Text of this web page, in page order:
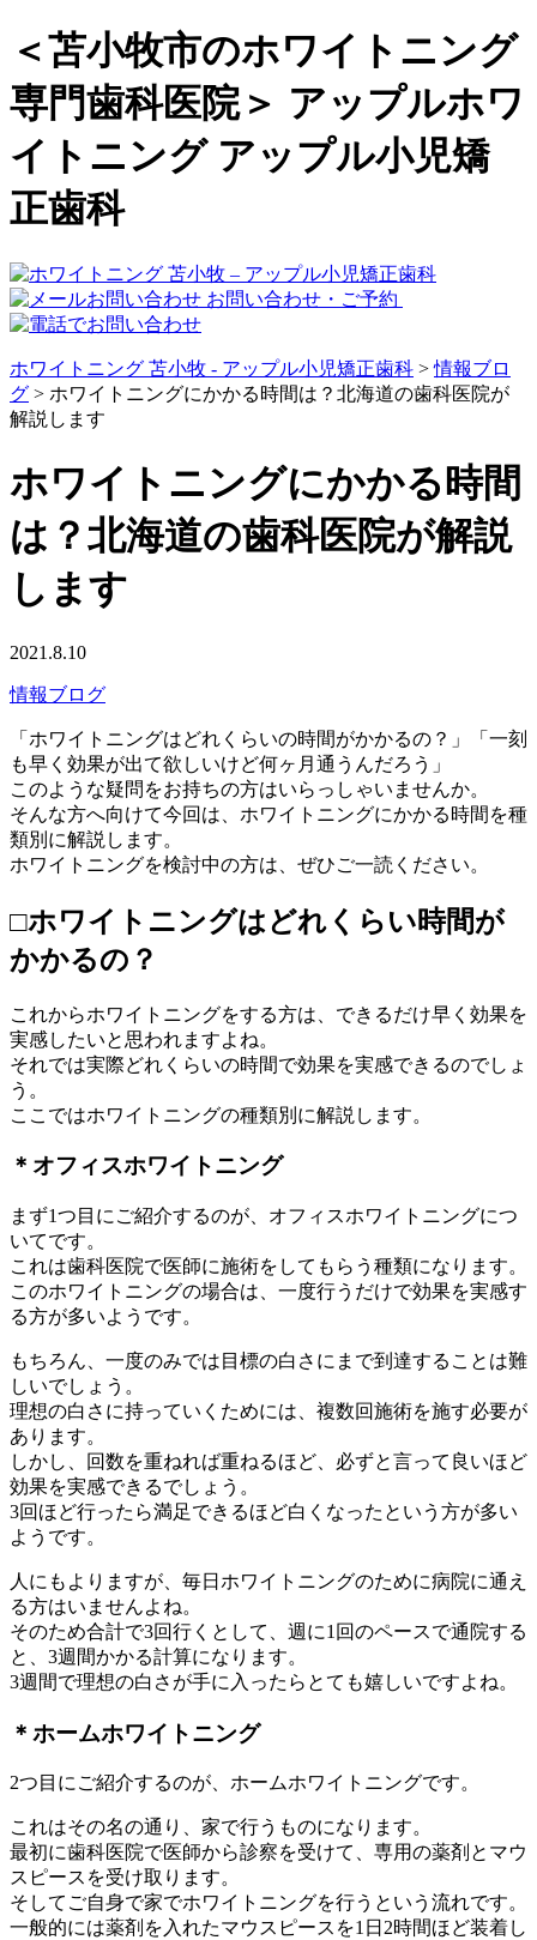
＜苫小牧市のホワイトニング
専門歯科医院＞ アップルホワ
イトニング アップル小児矯
正歯科
お問い合わせ・ご予約
ホワイトニング 苫小牧 - アップル小児矯正歯科 >情報ブロ
グ > ホワイトニングにかかる時間は？北海道の歯科医院が
解説します
ホワイトニングにかかる時間
は？北海道の歯科医院が解説
します
2021.8.10
情報ブログ
「ホワイトニングはどれくらいの時間がかかるの？」「一刻
も早く効果が出て欲しいけど何ヶ月通うんだろう」
このような疑問をお持ちの方はいらっしゃいませんか。
そんな方へ向けて今回は、ホワイトニングにかかる時間を種
類別に解説します。
ホワイトニングを検討中の方は、ぜひご一読ください。
□ホワイトニングはどれくらい時間が
かかるの？
これからホワイトニングをする方は、できるだけ早く効果を
実感したいと思われますよね。
それでは実際どれくらいの時間で効果を実感できるのでしょ
う。
ここではホワイトニングの種類別に解説します。
＊オフィスホワイトニング
まず1つ目にご紹介するのが、オフィスホワイトニングにつ
いてです。
これは歯科医院で医師に施術をしてもらう種類になります。
このホワイトニングの場合は、一度行うだけで効果を実感す
る方が多いようです。
もちろん、一度のみでは目標の白さにまで到達することは難
しいでしょう。
理想の白さに持っていくためには、複数回施術を施す必要が
あります。
しかし、回数を重ねれば重ねるほど、必ずと言って良いほど
効果を実感できるでしょう。
3回ほど行ったら満足できるほど白くなったという方が多い
ようです。
人にもよりますが、毎日ホワイトニングのために病院に通え
る方はいませんよね。
そのため合計で3回行くとして、週に1回のペースで通院する
と、3週間かかる計算になります。
3週間で理想の白さが手に入ったらとても嬉しいですよね。
＊ホームホワイトニング
2つ目にご紹介するのが、ホームホワイトニングです。
これはその名の通り、家で行うものになります。
最初に歯科医院で医師から診察を受けて、専用の薬剤とマウ
スピースを受け取ります。
そしてご自身で家でホワイトニングを行うという流れです。
一般的には薬剤を入れたマウスピースを1日2時間ほど装着し